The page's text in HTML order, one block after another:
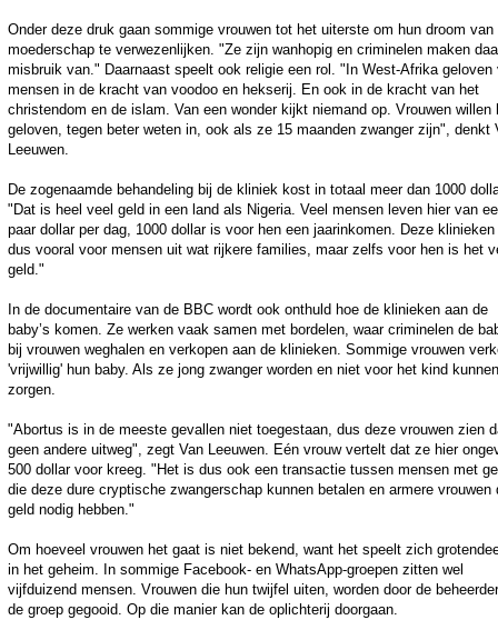
Onder deze druk gaan sommige vrouwen tot het uiterste om hun droom van
moederschap te verwezenlijken. "Ze zijn wanhopig en criminelen maken
misbruik van." Daarnaast speelt ook religie een rol. "In West-Afrika geloven
mensen in de kracht van voodoo en hekserij. En ook in de kracht van het
christendom en de islam. Van een wonder kijkt niemand op. Vrouwen willen
geloven, tegen beter weten in, ook als ze 15 maanden zwanger zijn", denkt
Leeuwen.
De zogenaamde behandeling bij de kliniek kost in totaal meer dan 1000
"Dat is heel veel geld in een land als Nigeria. Veel mensen leven hier van
paar dollar per dag, 1000 dollar is voor hen een jaarinkomen. Deze
dus vooral voor mensen uit wat rijkere families, maar zelfs voor hen is het
geld."
In de documentaire van de BBC wordt ook onthuld hoe de klinieken aan de
baby’s komen. Ze werken vaak samen met bordelen, waar criminelen de
bij vrouwen weghalen en verkopen aan de klinieken. Sommige vrouwen
'vrijwillig' hun baby. Als ze jong zwanger worden en niet voor het kind kunnen
zorgen.
"Abortus is in de meeste gevallen niet toegestaan, dus deze vrouwen zien
geen andere uitweg", zegt Van Leeuwen. Eén vrouw vertelt dat ze hier
500 dollar voor kreeg. "Het is dus ook een transactie tussen mensen met
die deze dure cryptische zwangerschap kunnen betalen en armere vrouwen
geld nodig hebben."
Om hoeveel vrouwen het gaat is niet bekend, want het speelt zich
in het geheim. In sommige Facebook- en WhatsApp-groepen zitten wel
vijfduizend mensen. Vrouwen die hun twijfel uiten, worden door de
de groep gegooid. Op die manier kan de oplichterij doorgaan.